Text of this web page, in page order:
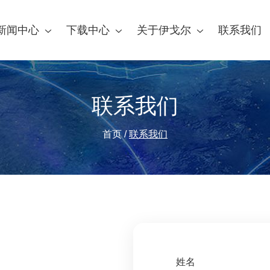
闻中心 下载中心 关于伊戈尔 联系我们
联系我们
首页 / 联系我们